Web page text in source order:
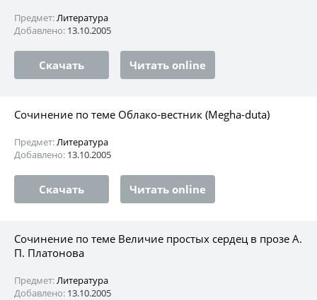
Предмет:Литература
Добавлено: 13.10.2005
Скачать Читать online
Сочинение по теме Облако-вестник (Megha-duta)
Предмет:Литература
Добавлено: 13.10.2005
Скачать Читать online
Сочинение по теме Величие простых сердец в прозе А.
П. Платонова
Предмет:Литература
Добавлено: 13.10.2005